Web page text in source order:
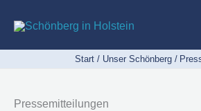
Inhalt
Start Unser Schönberg
Pressemitteilungen